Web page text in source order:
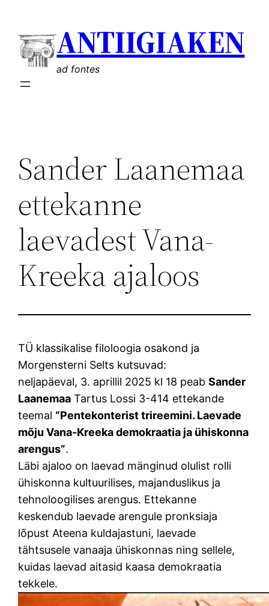
sisu
juurde
ANTIIGIAKEN
ad fontes
Sander Laanemaa
ettekanne
laevadest Vana-
Kreeka ajaloos
TÜ klassikalise filoloogia osakond ja
Morgensterni Selts kutsuvad:
neljapäeval, 3. aprillil 2025 kl 18 peabSander
Laanemaa Tartus Lossi 3-414 ettekande
teemal “Pentekonterist trireemini. Laevade
mõju Vana-Kreeka demokraatia ja ühiskonna
arengus”.
Läbi ajaloo on laevad mänginud olulist rolli
ühiskonna kultuurilises, majanduslikus ja
tehnoloogilises arengus. Ettekanne
keskendub laevade arengule pronksiaja
lõpust Ateena kuldajastuni, laevade
tähtsusele vanaaja ühiskonnas ning sellele,
kuidas laevad aitasid kaasa demokraatia
tekkele.